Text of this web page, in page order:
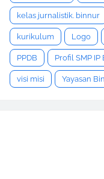
kelas jurnalistik. binnur
kurikulum Logo
PPDB Profil SMP IP
visi misi Yayasan